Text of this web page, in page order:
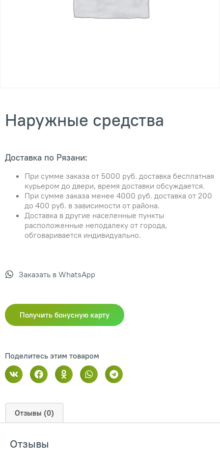
Наружные средства
Доставка по Рязани:
При сумме заказа от 5000 руб. доставка бесплатная
курьером до двери, время доставки обсуждается.
При сумме заказа менее 4000 руб. доставка от 200
до 400 руб. в зависимости от района.
Доставка в другие населенные пункты
расположенные неподалеку от города,
обговаривается индивидуально.
Заказать в WhatsApp
Получить бонусную карту
Поделитесь этим товаром
Отзывы (0)
Отзывы